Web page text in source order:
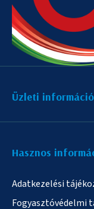
Üzleti
Hasznos
Adatkezelési
Fogyasztóvédelmi